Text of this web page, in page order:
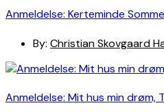
Anmeldelse: Kerteminde
By: Christian Skovgaard
Anmeldelse: Mit hus min drøm,